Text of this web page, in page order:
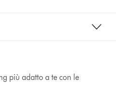
più adatto a te con le